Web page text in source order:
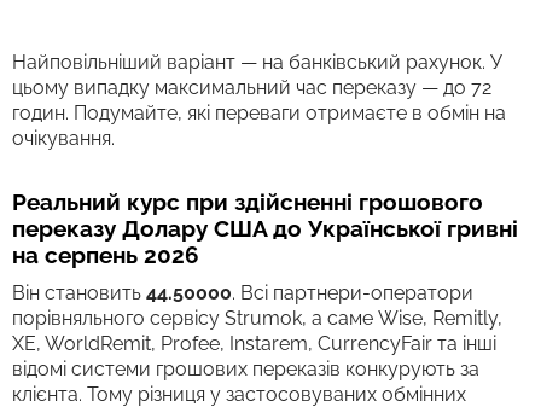
Найповільніший варіант — на банківський рахунок. У
цьому випадку максимальний час переказу — до 72
годин. Подумайте, які переваги отримаєте в обмін на
очікування.
Реальний курс при здійсненні грошового
переказу Долару США до Української гривні
на серпень 2026
Він становить 44.50000. Всі партнери-оператори
порівняльного сервісу Strumok, а саме Wise, Remitly,
XE, WorldRemit, Profee, Instarem, CurrencyFair та інші
відомі системи грошових переказів конкурують за
клієнта. Тому різниця у застосовуваних обмінних